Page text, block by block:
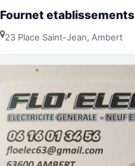
Fournet etablissements
23 Place Saint-Jean, Ambert